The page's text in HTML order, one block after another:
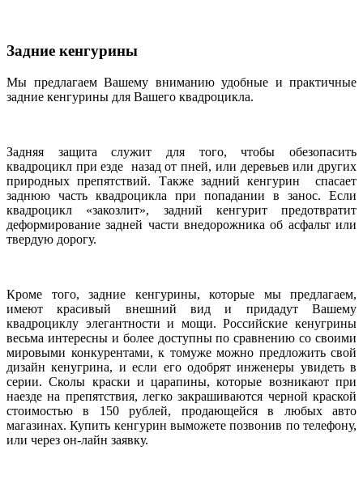
Задние кенгурины
Мы предлагаем Вашему вниманию удобные и практичные
задние кенгурины для Вашего квадроцикла.
Задняя защита служит для того, чтобы обезопасить
квадроцикл при езде назад от пней, или деревьев или других
природных препятствий. Также задний кенгурин спасает
заднюю часть квадроцикла при попадании в занос. Если
квадроцикл «закозлит», задний кенгурит предотвратит
деформирование задней части внедорожника об асфальт или
твердую дорогу.
Кроме того, задние кенгурины, которые мы предлагаем,
имеют красивый внешний вид и придадут Вашему
квадроциклу элегантности и мощи. Российские кенугрины
весьма интересны и более доступны по сравнению со своими
мировыми конкурентами, к томуже можно предложить свой
дизайн кенугрина, и если его одобрят инженеры увидеть в
серии. Сколы краски и царапины, которые возникают при
наезде на препятствия, легко закрашиваются черной краской
стоимостью в 150 рублей, продающейся в любых авто
магазинах. Купить кенгурин выможете позвонив по телефону,
или через он-лайн заявку.